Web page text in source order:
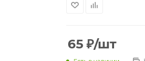
65 ₽/шт